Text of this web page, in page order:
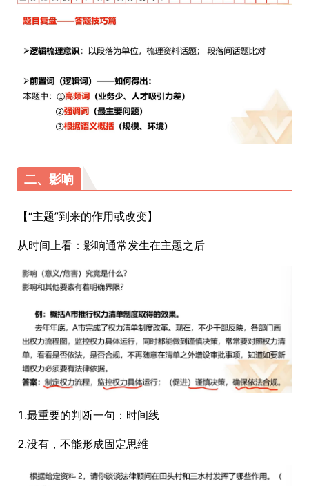
二、影响
【“主题”到来的作用或改变】
从时间上看：影响通常发生在主题之后
1.最重要的判断一句：时间线
2.没有，不能形成固定思维